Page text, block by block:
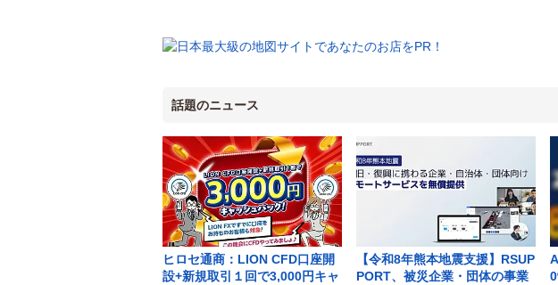
話題のニュース
ヒロセ通商：LION CFD口座開
設+新規取引１回で3,000円キャ
【令和8年熊本地震支援】RSUP
PORT、被災企業・団体の事業